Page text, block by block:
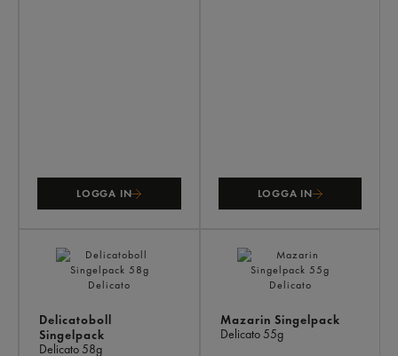
LOGGA IN LOGGA IN
Delicatoboll
Singelpack
Delicato58g
Mazarin Singelpack
Delicato55g